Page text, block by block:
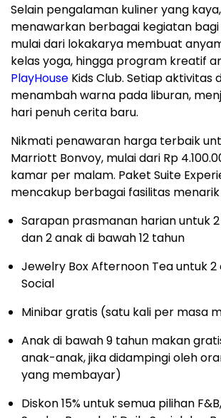
Selain pengalaman kuliner yang
menawarkan berbagai kegiatan bagi
mulai dari lokakarya membuat
kelas yoga, hingga program kreatif
PlayHouse Kids Club. Setiap aktivitas
menambah warna pada liburan,
hari penuh cerita baru.
Nikmati penawaran harga terbaik
Marriott Bonvoy, mulai dari Rp
kamar per malam. Paket Suite
mencakup berbagai fasilitas
Sarapan prasmanan harian untuk
dan 2 anak di bawah 12 tahun
Jewelry Box Afternoon Tea untuk 2
Social
Minibar gratis (satu kali per masa
Anak di bawah 9 tahun makan
anak-anak, jika didampingi oleh
yang membayar)
Diskon 15% untuk semua pilihan